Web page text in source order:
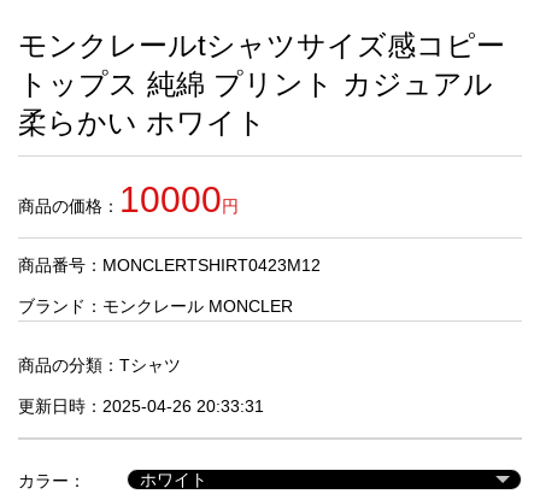
す
め
商
人
気
商
セ
ル
モンクレールtシャツサイズ感コピー
トップス 純綿 プリント カジュアル
柔らかい ホワイト
商品の価格： 10000円
商品番号：MONCLERTSHIRT0423M12
ブランド： モンクレール MONCLER
商品の分類： Tシャツ
更新日時：2025-04-26 20:33:31
カラー：